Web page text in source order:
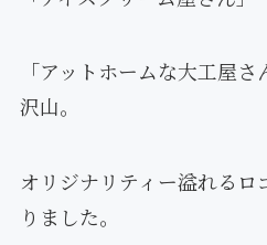
「アットホームな大工屋
沢山。
オリジナリティー溢れる
りました。